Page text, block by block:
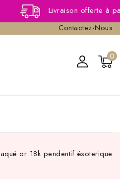
Livraison offerte à partir de
Contactez-Nous
0
or 18k pendentif ésoterique